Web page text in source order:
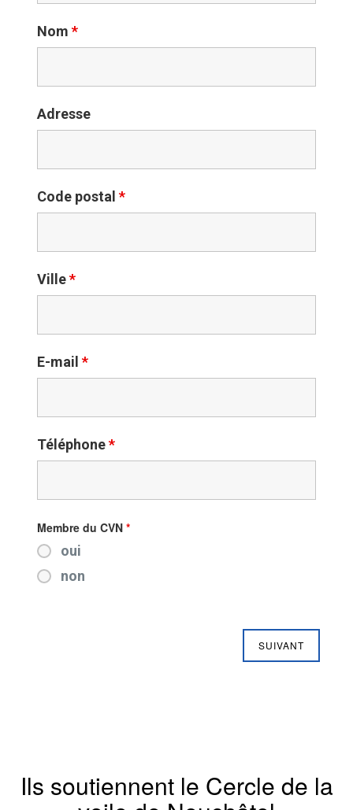
Nom *
Adresse
Code postal *
Ville*
E-mail *
Téléphone*
Membre du CVN *
oui
non
Ils soutiennent le Cercle de la